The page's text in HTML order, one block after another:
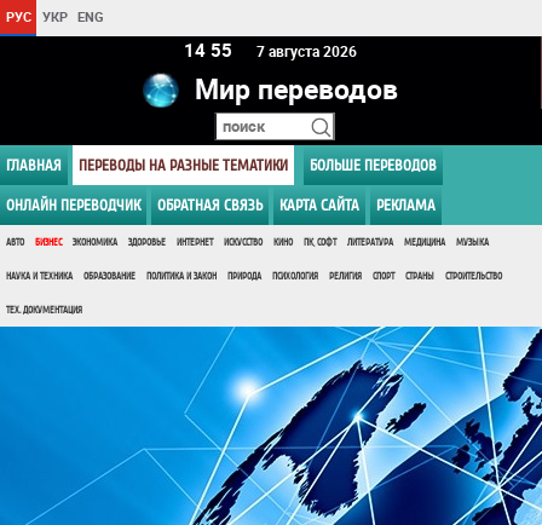
РУС УКР ENG
14 55 7 августа 2026
Мир переводов
ГЛАВНАЯ ПЕРЕВОДЫ НА РАЗНЫЕ ТЕМАТИКИ БОЛЬШЕ ПЕРЕВОДОВ
ОНЛАЙН ПЕРЕВОДЧИК ОБРАТНАЯ СВЯЗЬ КАРТА САЙТА РЕКЛАМА
АВТО БИЗНЕС ЭКОНОМИКА ЗДОРОВЬЕ ИНТЕРНЕТ ИСКУССТВО КИНО ПК, СОФТ ЛИТЕРАТУРА МЕДИЦИНА МУЗЫКА
НАУКА И ТЕХНИКА ОБРАЗОВАНИЕ ПОЛИТИКА И ЗАКОН ПРИРОДА ПСИХОЛОГИЯ РЕЛИГИЯ СПОРТ СТРАНЫ СТРОИТЕЛЬСТВО
ТЕХ. ДОКУМЕНТАЦИЯ